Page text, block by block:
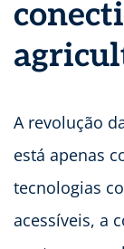
A revolução
está apenas
tecnologias
acessíveis, a